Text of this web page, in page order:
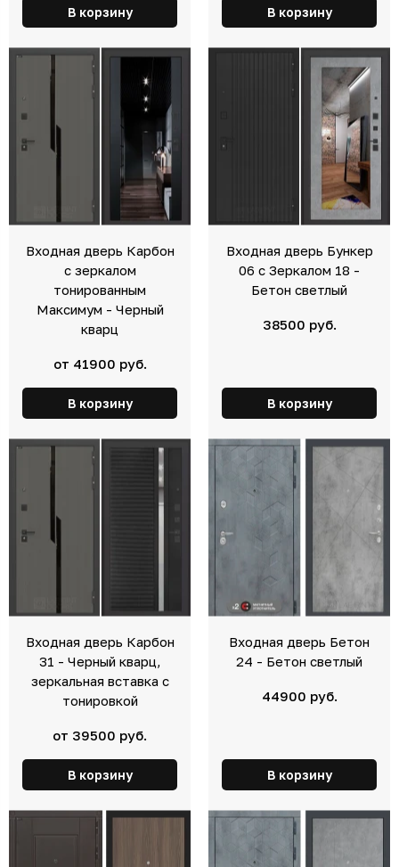
В корзину В корзину
Входная дверь Карбон
с зеркалом
тонированным
Максимум - Черный
кварц
от 41900 руб.
В корзину
Входная дверь Бункер
06 с Зеркалом 18 -
Бетон светлый
38500 руб.
В корзину
Входная дверь Карбон
31 - Черный кварц,
зеркальная вставка с
тонировкой
от 39500 руб.
В корзину
Входная дверь Бетон
24 - Бетон светлый
44900 руб.
В корзину